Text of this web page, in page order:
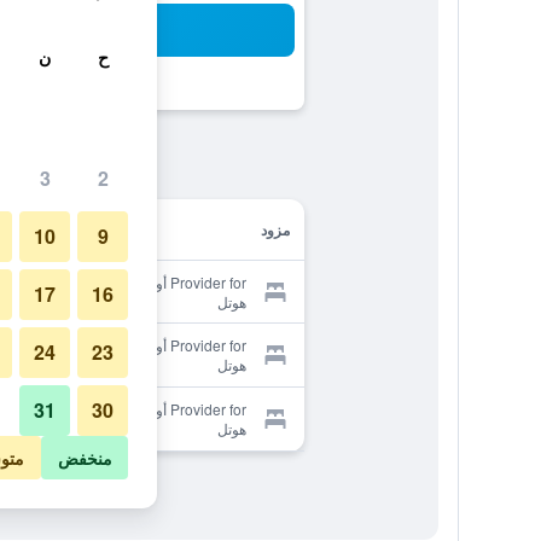
مزود
هوتل
Provider for أو واي أو 637 فوكس
هوتل
Provider for أو واي أو 637 فوكس
هوتل
ح ن
2
3
9
10
16
17
23
24
30
31
منخفض